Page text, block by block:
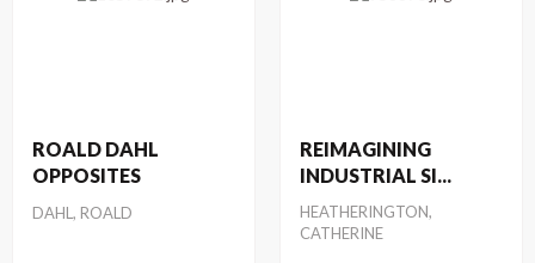
ROALD DAHL
OPPOSITES
Autor
DAHL, ROALD
REIMAGINING
INDUSTRIAL SI...
Autor
HEATHERINGTON,
CATHERINE